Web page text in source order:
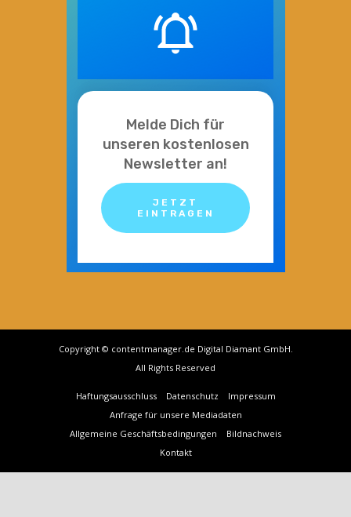
Melde Dich für
unseren kostenlosen
Newsletter an!
JETZT
EINTRAGEN
Copyright © contentmanager.de Digital Diamant GmbH.
All Rights Reserved
Haftungsausschluss Datenschutz
Impressum
Anfrage für unsere Mediadaten
Allgemeine Geschäftsbedingungen
Bildnachweis
Kontakt